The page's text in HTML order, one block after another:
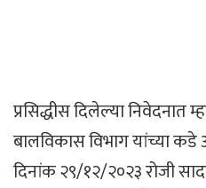
प्रसिद्धीस दिलेल्या
बालविकास विभाग यांच्या कडे
दिनांक २९/१२/२०२३ रोजी